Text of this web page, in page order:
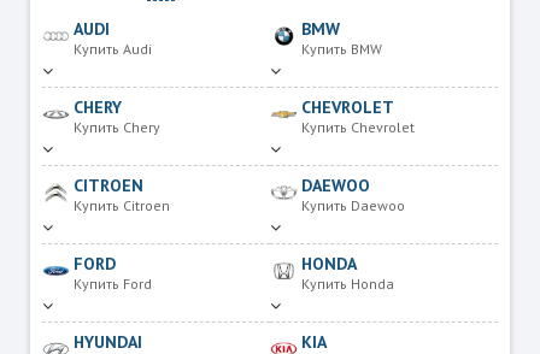
AUDI
Купить Audi
BMW
Купить BMW
CHERY
Купить Chery
CHEVROLET
Купить Chevrolet
CITROEN
Купить Citroen
DAEWOO
Купить Daewoo
FORD
Купить Ford
HONDA
Купить Honda
HYUNDAI KIA